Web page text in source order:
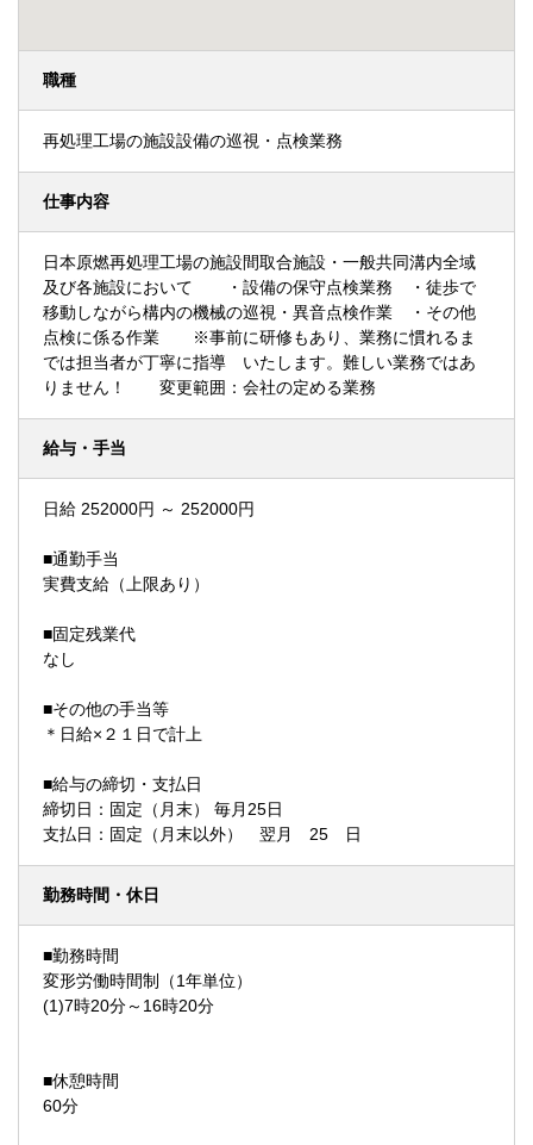
職種
再処理工場の施設設備の巡視・点検業務
仕事内容
日本原燃再処理工場の施設間取合施設・一般共同溝内全域
及び各施設において ・設備の保守点検業務 ・徒歩で
移動しながら構内の機械の巡視・異音点検作業 ・その他
点検に係る作業 ※事前に研修もあり、業務に慣れるま
では担当者が丁寧に指導 いたします。難しい業務ではあ
りません！ 変更範囲：会社の定める業務
給与・手当
日給 252000円 ～ 252000円
■通勤手当
実費支給（上限あり）
■固定残業代
なし
■その他の手当等
＊日給×２１日で計上
■給与の締切・支払日
締切日：固定（月末） 毎月25日
支払日：固定（月末以外） 翌月 25 日
勤務時間・休日
■勤務時間
変形労働時間制（1年単位）
(1)7時20分～16時20分
■休憩時間
60分